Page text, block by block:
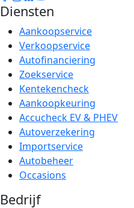
Diensten
Aankoopservice
Verkoopservice
Autofinanciering
Zoekservice
Kentekencheck
Aankoopkeuring
Accucheck EV & PHEV
Autoverzekering
Importservice
Autobeheer
Occasions
Bedrijf